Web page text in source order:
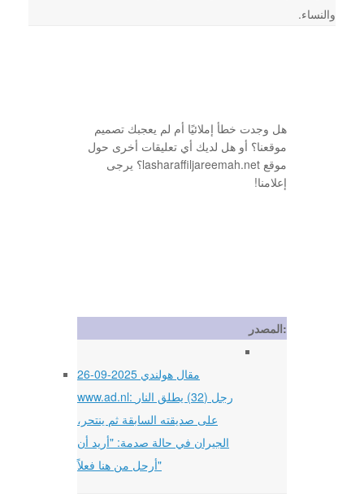
والنساء.
هل وجدت خطأ إملائيًا أم لم يعجبك تصميم
موقعنا؟ أو هل لديك أي تعليقات أخرى حول
موقع lasharaffiljareemah.net؟ يرجى
إعلامنا!
المصدر:
26-09-2025 مقال هولندي
www.ad.nl: رجل (32) يطلق النار
على صديقته السابقة ثم ينتحر،
الجيران في حالة صدمة: "أريد أن
أرحل من هنا فعلاً"